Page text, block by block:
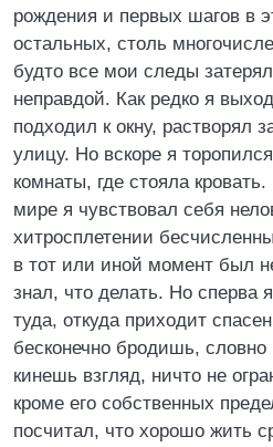
рождения и первых шагов в
остальных, столь
будто все мои следы
неправдой. Как редко я
подходил к окну, растворял
улицу. Но вскоре я
комнаты, где стояла
мире я чувствовал себя
хитросплетении
в тот или иной момент был
знал, что делать. Но сперва
туда, откуда приходит
бесконечно бродишь, словно
кинешь взгляд, ничто не
кроме его собственных
посчитал, что хорошо жить